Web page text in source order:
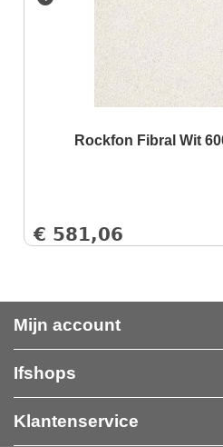
Rockfon Fibral Wit
€ 581,06
Mijn account
Ifshops
Klantenservice